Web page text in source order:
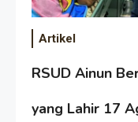
Artikel
RSUD Ainun
yang Lahir 17